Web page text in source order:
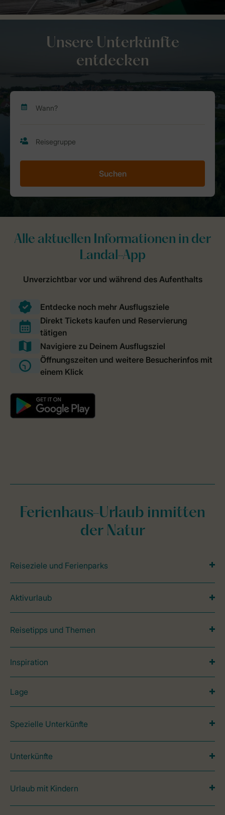
Unsere Unterkünfte
entdecken
Suchen
Ferienhaus-Urlaub inmitten
der Natur
Reiseziele und Ferienparks
Aktivurlaub
Reisetipps und Themen
Inspiration
Lage
Spezielle Unterkünfte
Unterkünfte
Urlaub mit Kindern